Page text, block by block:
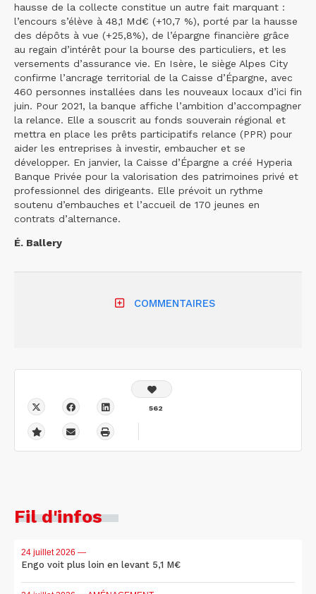
hausse de la collecte constitue un autre fait marquant :
l’encours s’élève à 48,1 Md€ (+10,7 %), porté par la hausse
des dépôts à vue (+25,8%), de l’épargne financière grâce
au regain d’intérêt pour la bourse des particuliers, et les
versements d’assurance vie. En Isère, le siège Alpes City
confirme l’ancrage territorial de la Caisse d’Épargne, avec
460 personnes installées dans les nouveaux locaux d’ici fin
juin. Pour 2021, la banque affiche l’ambition d’accompagner
la relance. Elle a souscrit au fonds souverain régional et
mettra en place les prêts participatifs relance (PPR) pour
aider les entreprises à investir, embaucher et se
développer. En janvier, la Caisse d’Épargne a créé Hyperia
Banque Privée pour la valorisation des patrimoines privé et
professionnel des dirigeants. Elle prévoit un rythme
soutenu d’embauches et l’accueil de 170 jeunes en
contrats d’alternance.
É. Ballery
COMMENTAIRES
562
Fil d'infos
24 juillet 2026 —
Engo voit plus loin en levant 5,1 M€